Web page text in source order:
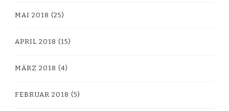
MAI 2018 (25)
APRIL 2018 (15)
MÄRZ 2018 (4)
FEBRUAR 2018 (5)